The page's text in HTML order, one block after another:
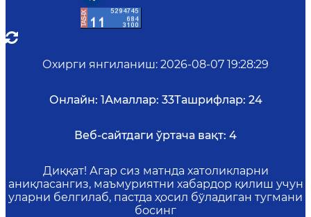
Охирги янгиланиш: 2026-08-07 19:28:29
Онлайн: 1Амаллар: 33Ташрифлар: 24
Веб-сайтдаги ўртача вақт: 4
Диққат! Агар сиз матнда хатоликларни
аниқласангиз, маъмуриятни хабардор қилиш учун
уларни белгилаб, пастда ҳосил бўладиган тугмани
босинг